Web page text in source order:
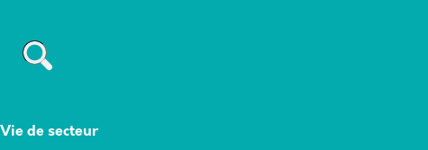
Recherche
Vie de secteur